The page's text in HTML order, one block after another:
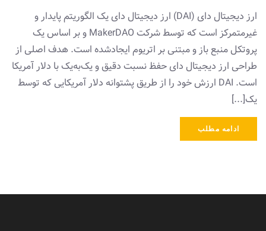
ارز دیجیتال دای (DAI) ارز دیجیتال دای یک الگوریتم پایدار و
غیرمتمرکز است که توسط شرکت MakerDAO و بر اساس یک
پروتکل منبع باز و مبتنی بر اتریوم ایجادشده است. هدف اصلی از
طراحی ارز دیجیتال دای حفظ نسبت دقیق و یک‌به‌یک با دلار آمریکا
است. DAI ارزش خود را از طریق پشتوانه دلار آمریکایی که توسط
یک[...]
ادامه مطلب